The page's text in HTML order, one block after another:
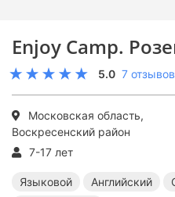
Enjoy Camp.
5.0 7 отзывов
Московская область,
Воскресенский район
7-17 лет
Языковой Английский
Образовательные лагеря в
Тематические лагеря в
Летние лагеря в Подмосковье
Летние тематические лагеря